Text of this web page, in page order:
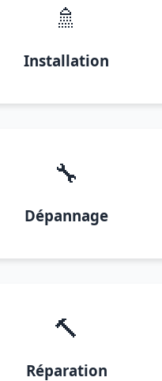
🚿
Installation
🔧
Dépannage
🔨
Réparation